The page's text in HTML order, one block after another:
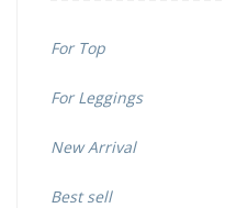
For Top
For Leggings
New Arrival
Best sell